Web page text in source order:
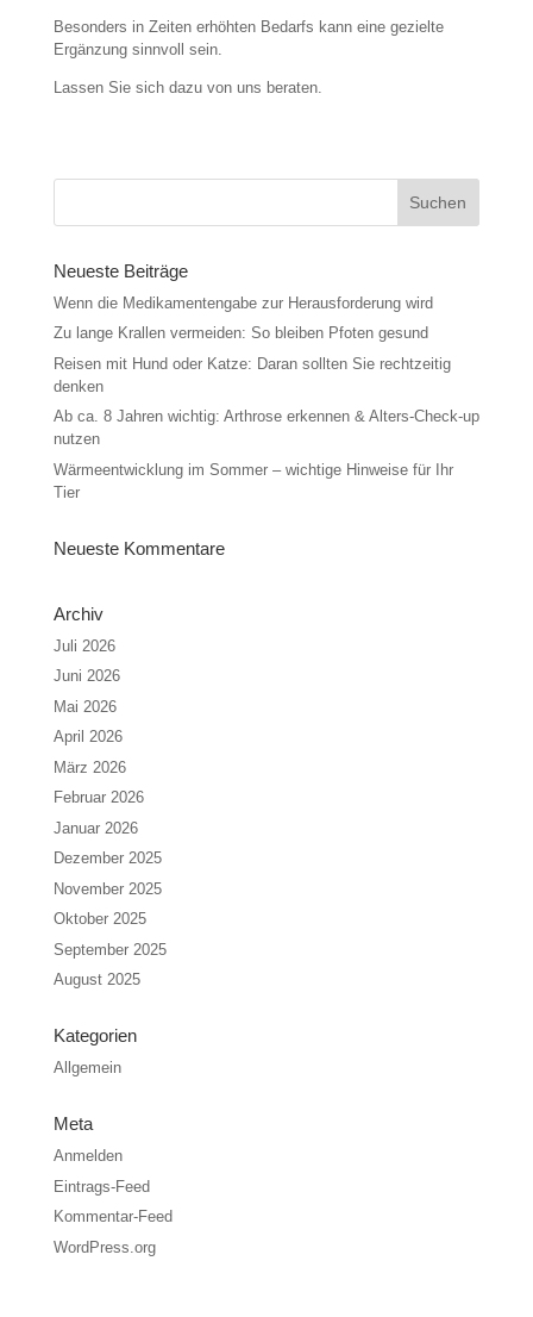
Besonders in Zeiten erhöhten Bedarfs kann eine gezielte
Ergänzung sinnvoll sein.
Lassen Sie sich dazu von uns beraten.
Neueste Beiträge
Wenn die Medikamentengabe zur Herausforderung wird
Zu lange Krallen vermeiden: So bleiben Pfoten gesund
Reisen mit Hund oder Katze: Daran sollten Sie rechtzeitig
denken
Ab ca. 8 Jahren wichtig: Arthrose erkennen & Alters-Check-up
nutzen
Wärmeentwicklung im Sommer – wichtige Hinweise für Ihr
Tier
Neueste Kommentare
Archiv
Juli 2026
Juni 2026
Mai 2026
April 2026
März 2026
Februar 2026
Januar 2026
Dezember 2025
November 2025
Oktober 2025
September 2025
August 2025
Kategorien
Allgemein
Meta
Anmelden
Eintrags-Feed
Kommentar-Feed
WordPress.org